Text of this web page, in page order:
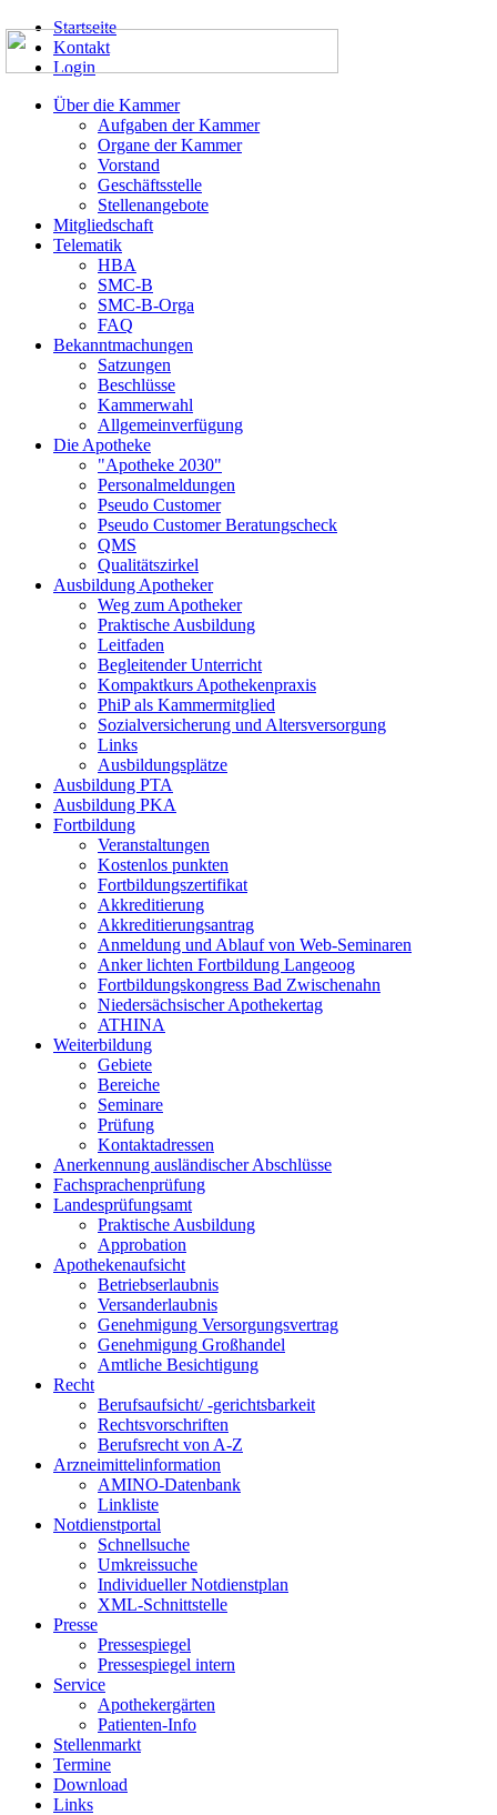
Startseite
Kontakt
Login
Über die Kammer
Aufgaben der Kammer
Organe der Kammer
Vorstand
Geschäftsstelle
Stellenangebote
Mitgliedschaft
Telematik
HBA
SMC-B
SMC-B-Orga
FAQ
Bekanntmachungen
Satzungen
Beschlüsse
Kammerwahl
Allgemeinverfügung
Die Apotheke
"Apotheke 2030"
Personalmeldungen
Pseudo Customer
Pseudo Customer Beratungscheck
QMS
Qualitätszirkel
Ausbildung Apotheker
Weg zum Apotheker
Praktische Ausbildung
Leitfaden
Begleitender Unterricht
Kompaktkurs Apothekenpraxis
PhiP als Kammermitglied
Sozialversicherung und Altersversorgung
Links
Ausbildungsplätze
Ausbildung PTA
Ausbildung PKA
Fortbildung
Veranstaltungen
Kostenlos punkten
Fortbildungszertifikat
Akkreditierung
Akkreditierungsantrag
Anmeldung und Ablauf von Web-Seminaren
Anker lichten Fortbildung Langeoog
Fortbildungskongress Bad Zwischenahn
Niedersächsischer Apothekertag
ATHINA
Weiterbildung
Gebiete
Bereiche
Seminare
Prüfung
Kontaktadressen
Anerkennung ausländischer Abschlüsse
Fachsprachenprüfung
Landesprüfungsamt
Praktische Ausbildung
Approbation
Apothekenaufsicht
Betriebserlaubnis
Versanderlaubnis
Genehmigung Versorgungsvertrag
Genehmigung Großhandel
Amtliche Besichtigung
Recht
Berufsaufsicht/ -gerichtsbarkeit
Rechtsvorschriften
Berufsrecht von A-Z
Arzneimittelinformation
AMINO-Datenbank
Linkliste
Notdienstportal
Schnellsuche
Umkreissuche
Individueller Notdienstplan
XML-Schnittstelle
Presse
Pressespiegel
Pressespiegel intern
Service
Apothekergärten
Patienten-Info
Stellenmarkt
Termine
Download
Links